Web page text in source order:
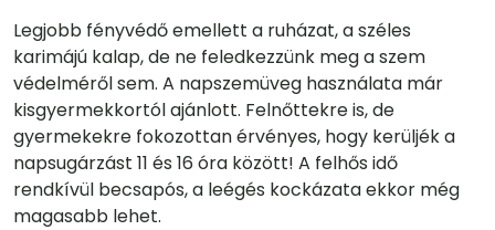
Legjobb fényvédő emellett a ruházat, a széles
karimájú kalap, de ne feledkezzünk meg a szem
védelméről sem. A napszemüveg használata már
kisgyermekkortól ajánlott. Felnőttekre is, de
gyermekekre fokozottan érvényes, hogy kerüljék a
napsugárzást 11 és 16 óra között! A felhős idő
rendkívül becsapós, a leégés kockázata ekkor még
magasabb lehet.